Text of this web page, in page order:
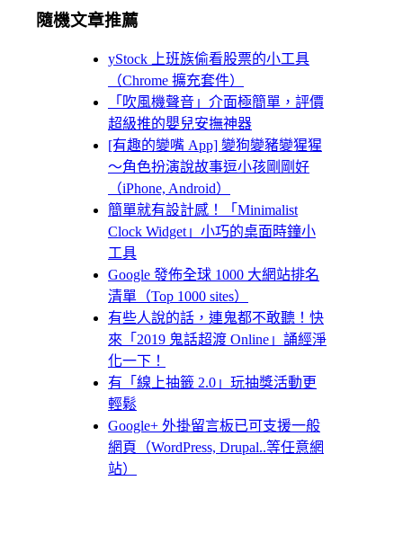
隨機文章推薦
yStock 上班族偷看股票的小工具
（Chrome 擴充套件）
「吹風機聲音」介面極簡單，評價
超級推的嬰兒安撫神器
[有趣的變嘴 App] 變狗變豬變猩猩
～角色扮演說故事逗小孩剛剛好
（iPhone, Android）
簡單就有設計感！「Minimalist
Clock Widget」小巧的桌面時鐘小
工具
Google 發佈全球 1000 大網站排名
清單（Top 1000 sites）
有些人說的話，連鬼都不敢聽！快
來「2019 鬼話超渡 Online」誦經淨
化一下！
有「線上抽籤 2.0」玩抽獎活動更
輕鬆
Google+ 外掛留言板已可支援一般
網頁（WordPress, Drupal..等任意網
站）